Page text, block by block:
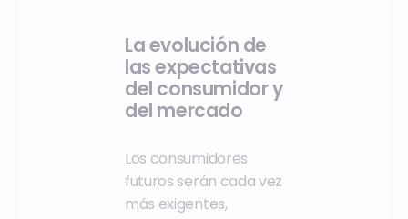
La evolución de
las expectativas
del consumidor y
del mercado
Los consumidores
futuros serán cada vez
más exigentes,